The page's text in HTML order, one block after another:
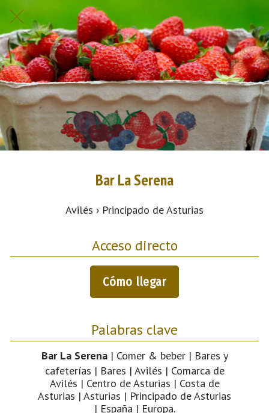
Bar La Serena
Avilés › Principado de Asturias
Acceso directo
Cómo llegar
Palabras clave
Bar La Serena| Comer & beber | Bares y
cafeterías | Bares | Avilés | Comarca de
Avilés | Centro de Asturias | Costa de
Asturias | Asturias | Principado de Asturias
| España | Europa.